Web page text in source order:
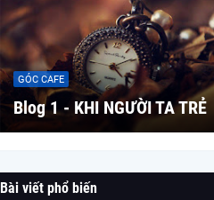
GÓC CAFE
Blog 1 - KHI NGƯỜI TA TRẺ
Bài viết phổ biến